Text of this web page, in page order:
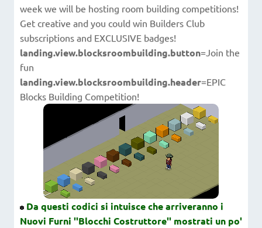
week we will be hosting room building competitions!
Get creative and you could win Builders Club
subscriptions and EXCLUSIVE badges!
landing.view.blocksroombuilding.button=Join the
fun
landing.view.blocksroombuilding.header=EPIC
Blocks Building Competition!
Da questi codici si intuisce che arriveranno i
Nuovi Furni ''Blocchi Costruttore'' mostrati un po'